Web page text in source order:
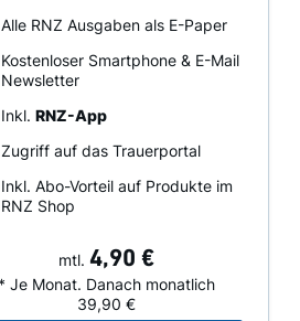
Alle RNZ Ausgaben als E-Paper
Kostenloser Smartphone & E-Mail
Newsletter
Inkl.RNZ-App
Zugriff auf das Trauerportal
Inkl. Abo-Vorteil auf Produkte im
RNZ Shop
mtl. 4,90 €
* Je Monat. Danach monatlich
39,90 €